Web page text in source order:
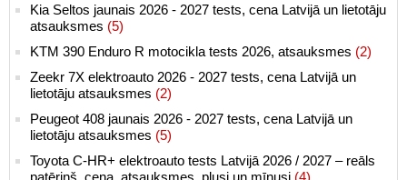
Kia Seltos jaunais 2026 - 2027 tests, cena Latvijā un lietotāju
atsauksmes (5)
KTM 390 Enduro R motocikla tests 2026, atsauksmes (2)
Zeekr 7X elektroauto 2026 - 2027 tests, cena Latvijā un
lietotāju atsauksmes (2)
Peugeot 408 jaunais 2026 - 2027 tests, cena Latvijā un
lietotāju atsauksmes (5)
Toyota C-HR+ elektroauto tests Latvijā 2026 / 2027 – reāls
patēriņš, cena, atsauksmes, plusi un mīnusi (4)